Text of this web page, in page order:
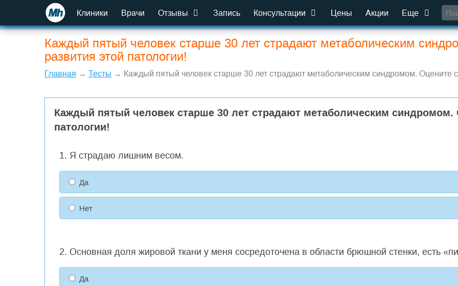
Клиники Врачи Отзывы Запись Консультации Цены Акции Еще
Каждый пятый человек старше 30 лет страдают метаболическим
развития этой патологии!
Главная → Тесты → Каждый пятый человек старше 30 лет страдают метаболическим синдромом. Оцените
Каждый пятый человек старше 30 лет страдают метаболическим синдромом.
патологии!
1. Я страдаю лишним весом.
Да
Нет
2. Основная доля жировой ткани у меня сосредоточена в области брюшной стенки, есть
Да